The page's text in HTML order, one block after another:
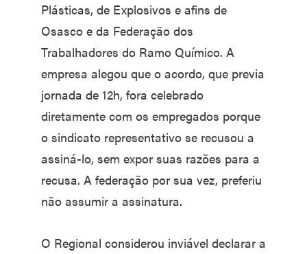
Plásticas, de Explosivos e afins de
Osasco e da Federação dos
Trabalhadores do Ramo Químico. A
empresa alegou que o acordo, que previa
jornada de 12h, fora celebrado
diretamente com os empregados porque
o sindicato representativo se recusou a
assiná-lo, sem expor suas razões para a
recusa. A federação por sua vez, preferiu
não assumir a assinatura.
O Regional considerou inviável declarar a